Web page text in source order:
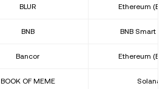
BLUR Ethereum
BNB BNB Smart
Bancor Ethereum
BOOK OF MEME Solana